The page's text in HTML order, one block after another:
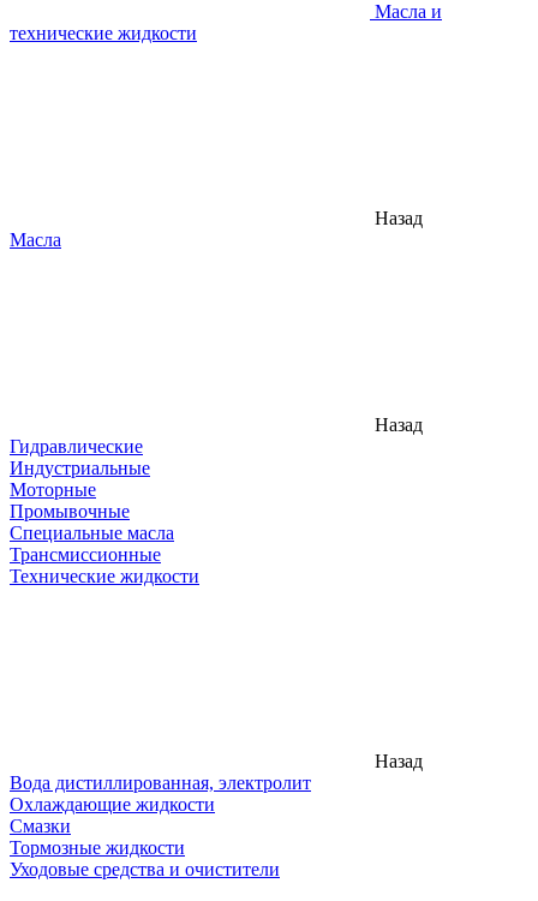
Масла и
технические жидкости
Назад
Масла
Назад
Гидравлические
Индустриальные
Моторные
Промывочные
Специальные масла
Трансмиссионные
Технические жидкости
Назад
Вода дистиллированная, электролит
Охлаждающие жидкости
Смазки
Тормозные жидкости
Уходовые средства и очистители